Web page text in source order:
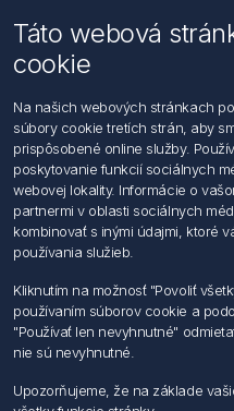
Email: office@foerch.sk
Kontaktujte nás
Informácie
Imprint
Vyhlásenie k ochrane údajov
Všeobecné dodacie a
Obchodný zástupca
Môj účet
Môj účet
Objednávky
Adresy
Táto webová
cookie
Na našich webových stránkach
súbory cookie tretích strán, aby
prispôsobené online služby.
poskytovanie funkcií sociálnych
webovej lokality. Informácie o
partnermi v oblasti sociálnych
kombinovať s inými údajmi, ktoré
používania služieb.
Kliknutím na možnosť "Povoliť
používaním súborov cookie a
"Používať len nevyhnutné"
nie sú nevyhnutné.
Upozorňujeme, že na základe